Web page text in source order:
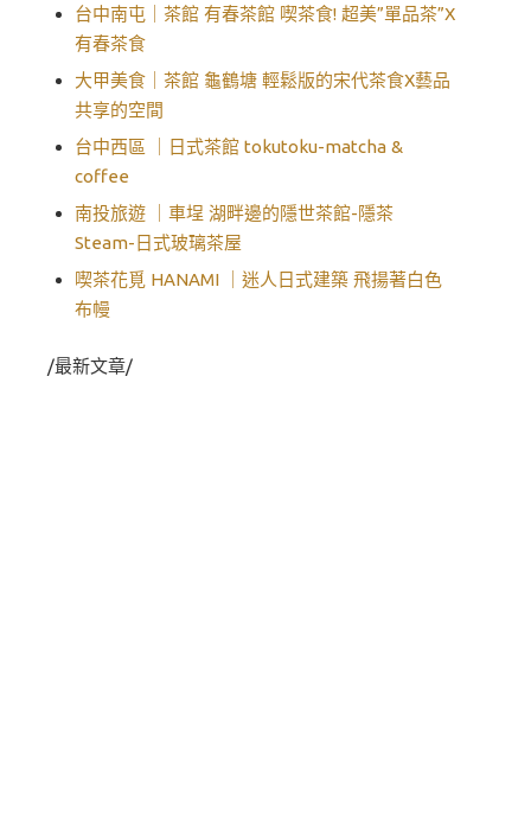
台中南屯｜茶館 有春茶館 喫茶食! 超美”單品茶”X
有春茶食
大甲美食｜茶館 龜鶴塘 輕鬆版的宋代茶食X藝品
共享的空間
台中西區 ｜日式茶館 tokutoku-matcha &
coffee
南投旅遊 ｜車埕 湖畔邊的隱世茶館-隱茶
Steam-日式玻璃茶屋
喫茶花覓 HANAMI ｜迷人日式建築 飛揚著白色
布幔
/最新文章/